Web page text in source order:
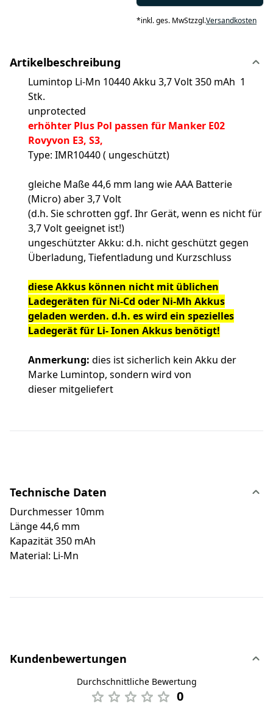
*inkl. ges. MwStzzgl.Versandkosten
Artikelbeschreibung
Lumintop Li-Mn 10440 Akku 3,7 Volt 350 mAh 1
Stk.
unprotected
erhöhter Plus Pol passen für Manker E02
Rovyvon E3, S3,
Type: IMR10440 ( ungeschützt)
gleiche Maße 44,6 mm lang wie AAA Batterie
(Micro) aber 3,7 Volt
(d.h. Sie schrotten ggf. Ihr Gerät, wenn es nicht für
3,7 Volt geeignet ist!)
ungeschützter Akku: d.h. nicht geschützt gegen
Überladung, Tiefentladung und Kurzschluss
diese Akkus können nicht mit üblichen
Ladegeräten für Ni-Cd oder Ni-Mh Akkus
geladen werden. d.h. es wird ein spezielles
Ladegerät für Li- Ionen Akkus benötigt!
Anmerkung: dies ist sicherlich kein Akku der
Marke Lumintop, sondern wird von
dieser mitgeliefert
Technische Daten
Durchmesser 10mm
Länge 44,6 mm
Kapazität 350 mAh
Material: Li-Mn
Kundenbewertungen
Durchschnittliche Bewertung
0